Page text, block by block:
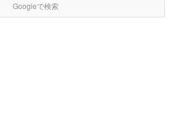
Googleで検索